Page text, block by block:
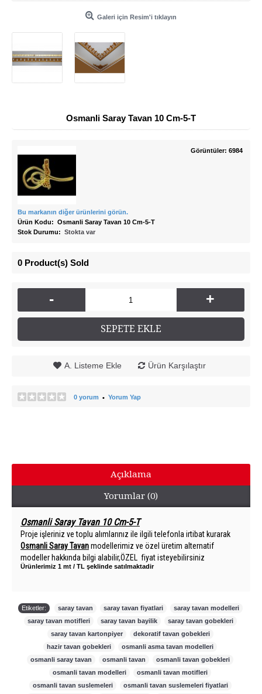
Galeri için Resim'i tıklayın
Osmanli Saray Tavan 10 Cm-5-T
Görüntüler: 6984
Bu markanın diğer ürünlerini görün.
Ürün Kodu: Osmanli Saray Tavan 10 Cm-5-T
Stok Durumu: Stokta var
0 Product(s) Sold
- +
SEPETE EKLE
A. Listeme Ekle Ürün Karşılaştır
0 yorum • Yorum Yap
Açıklama
Yorumlar (0)
Osmanli Saray Tavan 10 Cm-5-T
Proje işleriniz ve toplu alımlarınız ile ilgili telefonla irtibat kurarak
Osmanli Saray Tavanmodellerimiz ve özel üretim alternatif
modeller hakkında bilgi alabilir,ÖZEL fiyat isteyebilirsiniz
Ürünlerimiz 1 mt / TL şeklinde satılmaktadir
Etiketler: saray tavan saray tavan fiyatlari saray tavan modelleri
saray tavan motifleri
saray tavan bayilik saray tavan gobekleri
saray tavan kartonpiyer
dekoratif tavan gobekleri
hazir tavan gobekleri
osmanli asma tavan modelleri
osmanli saray tavan
osmanli tavan osmanli tavan gobekleri
osmanli tavan modelleri
osmanli tavan motifleri
osmanli tavan suslemeleri
osmanli tavan suslemeleri fiyatlari